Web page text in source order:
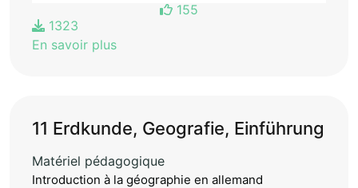
155
1323
En savoir plus
11 Erdkunde, Geografie, Einführung
Matériel pédagogique
Introduction à la géographie en allemand